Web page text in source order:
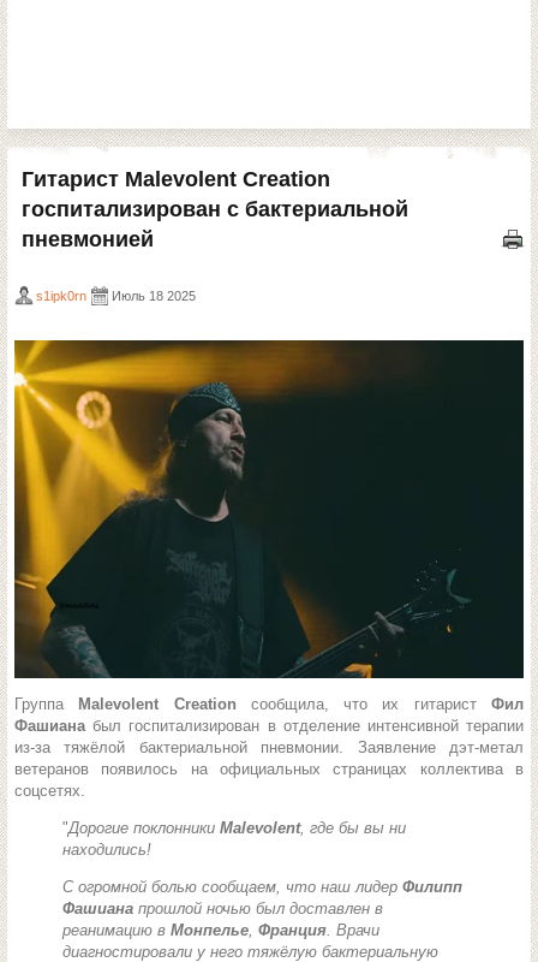
Гитарист Malevolent Creation
госпитализирован с бактериальной
пневмонией
s1ipk0rn Июль 18 2025
Группа Malevolent Creation сообщила, что их гитаристФил
Фашианабыл госпитализирован в отделение интенсивной терапии
из-за тяжёлой бактериальной пневмонии. Заявление дэт-метал
ветеранов появилось на официальных страницах коллектива в
соцсетях.
"Дорогие поклонники Malevolent, где бы вы ни
находились!
С огромной болью сообщаем, что наш лидер Филипп
Фашиана прошлой ночью был доставлен в
реанимацию в Монпелье, Франция. Врачи
диагностировали у него тяжёлую бактериальную